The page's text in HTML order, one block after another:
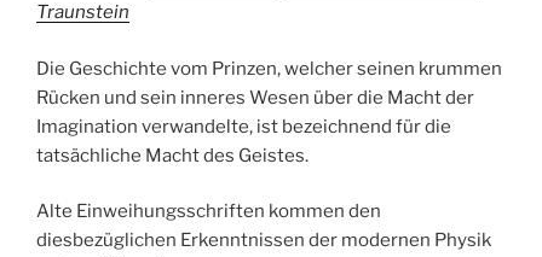
Traunstein
Die Geschichte vom Prinzen, welcher seinen krummen
Rücken und sein inneres Wesen über die Macht der
Imagination verwandelte, ist bezeichnend für die
tatsächliche Macht des Geistes.
Alte Einweihungsschriften kommen den
diesbezüglichen Erkenntnissen der modernen Physik